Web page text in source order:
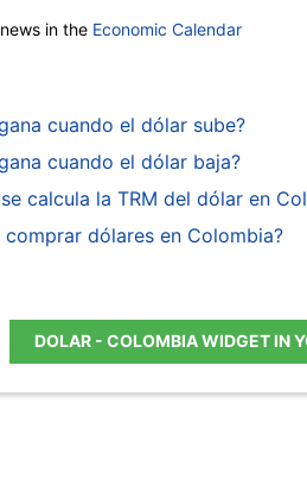
in the Economic Calendar
cuando el dólar sube?
cuando el dólar baja?
calcula la TRM del dólar en
comprar dólares en Colombia?
DOLAR - COLOMBIA WIDGET IN